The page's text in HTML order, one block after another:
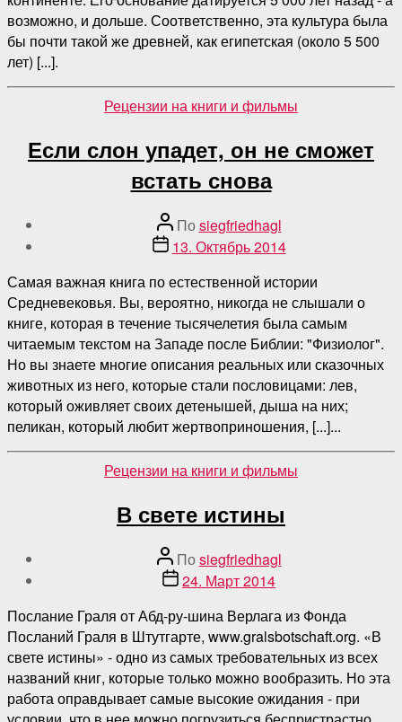
возможно, и дольше. Соответственно, эта культура была
бы почти такой же древней, как египетская (около 5 500
лет) [...].
Категории
Рецензии на книги и фильмы
Если слон упадет, он не сможет
встать снова
Автор
поста
Поsiegfriedhagl
Дата13. Октябрь 2014
Самая важная книга по естественной истории
Средневековья. Вы, вероятно, никогда не слышали о
книге, которая в течение тысячелетия была самым
читаемым текстом на Западе после Библии: "Физиолог".
Но вы знаете многие описания реальных или сказочных
животных из него, которые стали пословицами: лев,
который оживляет своих детенышей, дыша на них;
пеликан, который любит жертвоприношения, [...]...
Категории
Рецензии на книги и фильмы
В свете истины
Автор
поста
Поsiegfriedhagl
Дата24. Март 2014
Послание Граля от Абд-ру-шина Верлага из Фонда
Посланий Граля в Штутгарте, www.gralsbotschaft.org. «В
свете истины» - одно из самых требовательных из всех
названий книг, которые только можно вообразить. Но эта
работа оправдывает самые высокие ожидания - при